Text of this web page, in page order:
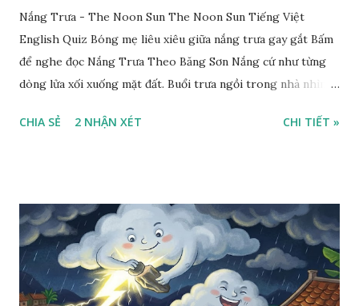
Nắng Trưa - The Noon Sun The Noon Sun Tiếng Việt
English Quiz Bóng mẹ liêu xiêu giữa nắng trưa gay gắt Bấm
để nghe đọc Nắng Trưa Theo Băng Sơn Nắng cứ như từng
dòng lửa xối xuống mặt đất. Buổi trưa ngồi trong nhà nhìn
CHIA SẺ 2 NHẬN XÉT CHI TIẾT »